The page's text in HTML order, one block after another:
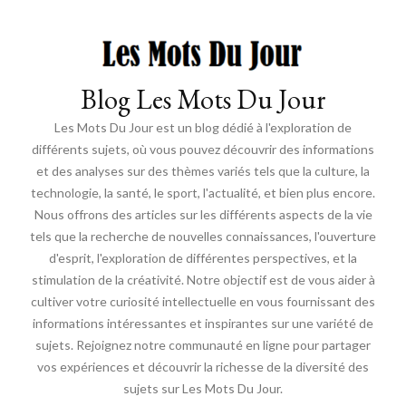
Blog Les Mots Du Jour
Les Mots Du Jour est un blog dédié à l'exploration de
différents sujets, où vous pouvez découvrir des informations
et des analyses sur des thèmes variés tels que la culture, la
technologie, la santé, le sport, l'actualité, et bien plus encore.
Nous offrons des articles sur les différents aspects de la vie
tels que la recherche de nouvelles connaissances, l'ouverture
d'esprit, l'exploration de différentes perspectives, et la
stimulation de la créativité. Notre objectif est de vous aider à
cultiver votre curiosité intellectuelle en vous fournissant des
informations intéressantes et inspirantes sur une variété de
sujets. Rejoignez notre communauté en ligne pour partager
vos expériences et découvrir la richesse de la diversité des
sujets sur Les Mots Du Jour.